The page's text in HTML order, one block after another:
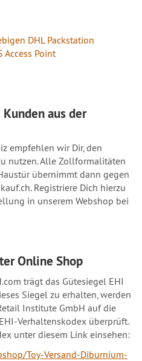
DHL Packstation
Access Point
aus der
empfehlen wir Dir, den
nutzen. Alle Zollformalitäten
übernimmt dann gegen
Registriere Dich hierzu
in unserem Webshop bei
Online Shop
trägt das Gütesiegel EHI
Siegel zu erhalten, werden
Institute GmbH auf die
Verhaltenskodex überprüft.
unter diesem Link einsehen:
Toy-Versand-Diburnium-